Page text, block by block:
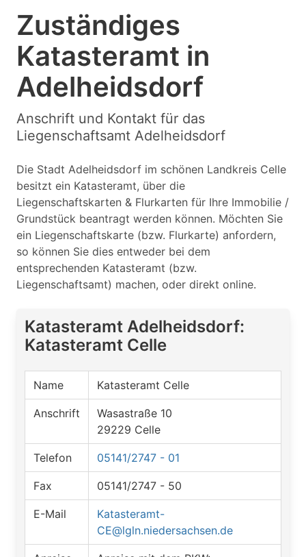
Zuständiges
Katasteramt in
Adelheidsdorf
Anschrift und Kontakt für das
Liegenschaftsamt Adelheidsdorf
Die Stadt Adelheidsdorf im schönen Landkreis Celle
besitzt ein Katasteramt, über die
Liegenschaftskarten & Flurkarten für Ihre Immobilie /
Grundstück beantragt werden können. Möchten Sie
ein Liegenschaftskarte (bzw. Flurkarte) anfordern,
so können Sie dies entweder bei dem
entsprechenden Katasteramt (bzw.
Liegenschaftsamt) machen, oder direkt online.
Katasteramt Adelheidsdorf:
Katasteramt Celle
Name Katasteramt Celle
Anschrift
Wasastraße 10
29229 Celle
Telefon 05141/2747 - 01
Fax 05141/2747 - 50
E-Mail
Katasteramt-
CE@lgln.niedersachsen.de